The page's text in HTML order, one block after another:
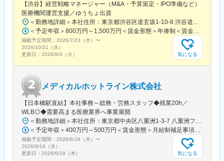
■働き方：
◎完全在宅勤務のため、拠点（東京・大阪）の近くにお住まいで
なくてもご就業いただけます。
◎お昼休みの時間帯も自由なので、例えばお子様がおられる方の
場合、お子様の通院やご都合に合わせて業務時間を調整できま
す。
※現在、関東関西のほか、九州、中部、東北、海外在住の方もいま
す。
・会議や打ち合わせで必要な時は大阪・東京等へ出張（宿泊も伴
います）が発生します。
※国内出張の頻度は1~3回/年です。(一部海外出張の場合がござい
ます。）
■組織構成：
CMC担当11名（2名男性、9名女性）
【渋谷】経営戦略マネージャー（M&A・予算策定・IPO準備など）
医療機関運営支援／ゆうちょ出資
＜勤務地詳細＞本社住所：東京都渋谷区道玄坂1-10-8 渋谷道玄坂東急ビル6F受動喫煙対策：屋内全面禁煙変更の範囲：会社の定める事業所
＜予定年収＞800万円～1,500万円＜賃金形態＞年俸制＜賃金内訳＞年額（基本給）：8,000,000円～15,000,000円＜月額＞666,666円～1,250,000円（12分割）＜昇給有無＞有＜残業手当＞無賃金はあくまでも目安の金額であり、選考を通じて上下する可能性があります。月給(月額)は固定手当を含めた表記です。
掲載予定期間： 2026/7/23（木） 〜
2026/10/21（水）
更新日： 2026/8/4（火） 気になる
メディカルホットライン株式会社
【日本橋駅直結】本社事務～総務・労務スタッフ◆残業20h／
WLB◎◆需要高まる医療業界へ事業展開
＜勤務地詳細＞本社住所：東京都中央区八重洲1-3-7 八重洲ファーストフィナンシャルビル13F受動喫煙対策：屋内全面禁煙変更の範囲：会社の定める事業所
＜予定年収＞400万円～500万円＜賃金形態＞月給制補足事項なし＜賃金内訳＞月額（基本給）：235,000円～284,000円固定残業手当/月：45,000円～66,000円（固定残業時間25時間0分/月）超過した時間外労働の残業手当は追加支給＜月給＞280,000円～350,000円（一律手当を含む）＜昇給有無＞有＜残業手当＞有＜給与補足＞※給与詳細は、ご経験やスキルを考慮のうえ決定します。■昇給：年1回 査定により決定■賞与：年2回（7 月・12 月） 都度査定により決定 算定対象期間に準ずる賃金はあくまでも目安の金額であり、選考を通じて上下する可能性があります。月給(月額)は固定手当を含めた表記です。
掲載予定期間： 2026/6/18（木） 〜
2026/9/16（水）
更新日： 2026/6/18（木） 気になる